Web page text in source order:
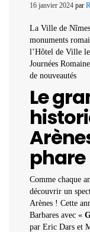
16 janvier 2024 par
La Ville de
monuments
l’Hôtel de Ville le
Journées
de nouveautés
Le
phare
Comme chaque
découvrir un
Arènes ! Cette
Barbares avec «
par Eric Dars et